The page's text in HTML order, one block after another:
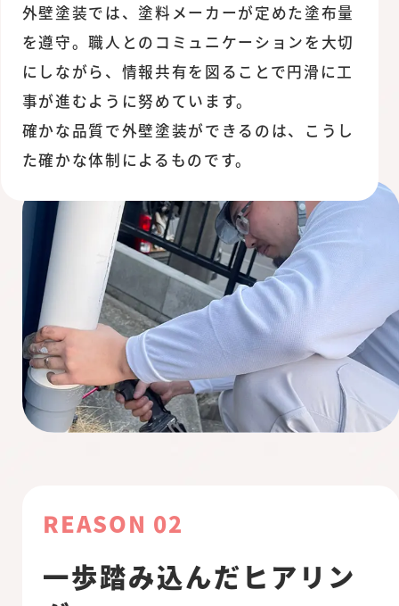
外壁塗装では、塗料メーカーが定めた塗布量
を遵守。職人とのコミュニケーションを大切
にしながら、情報共有を図ることで円滑に工
事が進むように努めています。
確かな品質で外壁塗装ができるのは、こうし
た確かな体制によるものです。
REASON 02
一歩踏み込んだヒアリン